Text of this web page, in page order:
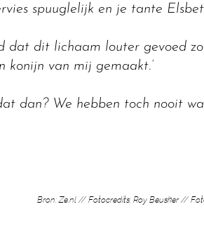
spuuglelijk en je tante
dat dit lichaam louter gevoed
konijn van mij gemaakt.’
dan? We hebben toch nooit
Bron: Ze.nl // Fotocredits: Roy Beusker //